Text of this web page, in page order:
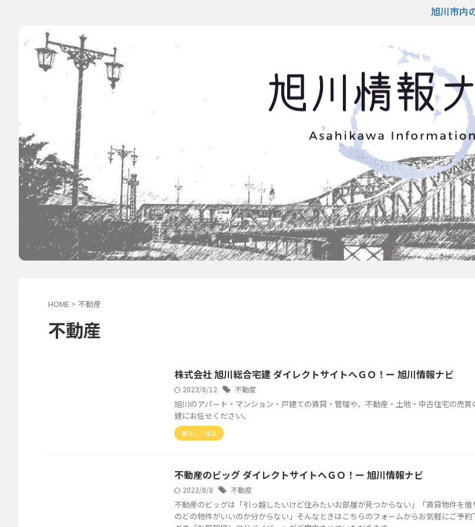
旭川市内のホテ
HOME > 不動産
不動産
株式会社 旭川総合宅建 ダイレクトサイトへＧＯ！ー 旭川情報ナビ
2023/8/12 不動産
旭川のアパート・マンション・戸建ての賃貸・管理や、不動産・土地・中古住宅の売
建にお任せください。
暮らし・生活
不動産のビッグ ダイレクトサイトへＧＯ！ー 旭川情報ナビ
2023/8/8 不動産
不動産のビッグは「引っ越したいけど住みたいお部屋が見つからない」「賃貸物件を借
のどの物件がいいのか分からない」そんなときはこちらのフォームからお気軽にご予約